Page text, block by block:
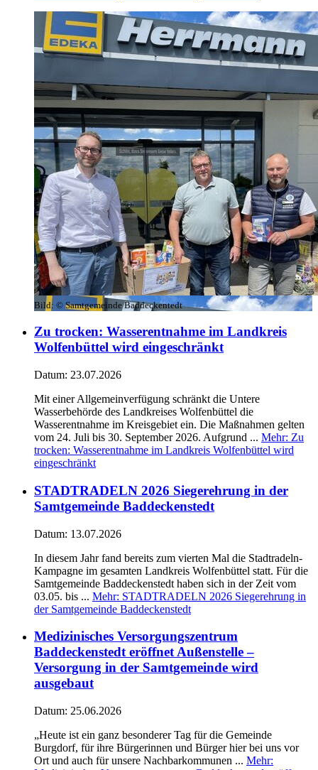
Bild: © Samtgemeinde Baddeckentedt
Zu trocken: Wasserentnahme im Landkreis
Wolfenbüttel wird eingeschränkt
Datum: 23.07.2026
Mit einer Allgemeinverfügung schränkt die Untere
Wasserbehörde des Landkreises Wolfenbüttel die
Wasserentnahme im Kreisgebiet ein. Die Maßnahmen gelten
vom 24. Juli bis 30. September 2026. Aufgrund ... Mehr: Zu
trocken: Wasserentnahme im Landkreis Wolfenbüttel wird
eingeschränkt
STADTRADELN 2026 Siegerehrung in der
Samtgemeinde Baddeckenstedt
Datum: 13.07.2026
In diesem Jahr fand bereits zum vierten Mal die Stadtradeln-
Kampagne im gesamten Landkreis Wolfenbüttel statt. Für die
Samtgemeinde Baddeckenstedt haben sich in der Zeit vom
03.05. bis ... Mehr: STADTRADELN 2026 Siegerehrung in
der Samtgemeinde Baddeckenstedt
Medizinisches Versorgungszentrum
Baddeckenstedt eröffnet Außenstelle –
Versorgung in der Samtgemeinde wird
ausgebaut
Datum: 25.06.2026
„Heute ist ein ganz besonderer Tag für die Gemeinde
Burgdorf, für ihre Bürgerinnen und Bürger hier bei uns vor
Ort und auch für unsere Nachbarkommunen ... Mehr: